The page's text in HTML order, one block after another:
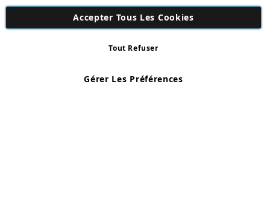
Number: 863029607
Accepter Tous Les Cookies
Gérer Les Préférences
Tout Refuser